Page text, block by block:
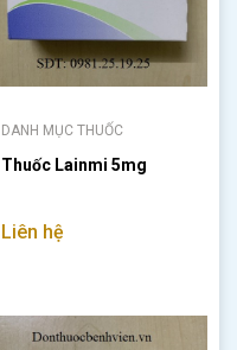
DANH MỤC THUỐC
Thuốc Lainmi 5mg
Liên hệ